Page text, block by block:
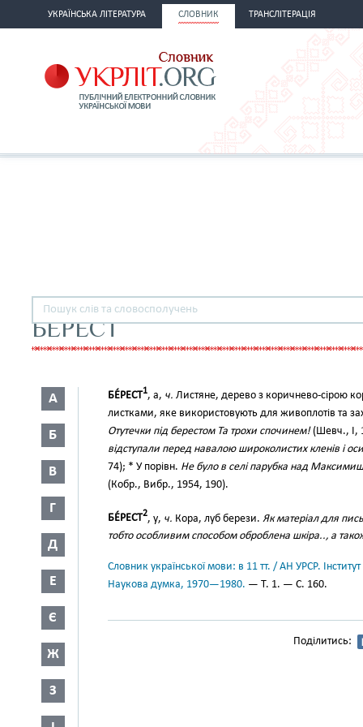
УКРАЇНСЬКА ЛІТЕРАТУРА СЛОВНИК ТРАНСЛІТЕРАЦІЯ
БЕРЕСТ
А
Б
В
Г
Д
Е
Є
Ж
З
БЕ́РЕСТ1, а, ч. Листяне, дерево з коричнево-сірою
листками, яке використовують для живоплотів та
Отутечки під берестом Та трохи спочинем!(Шевч., І,
відступали перед навалою широколистих кленів і
74); * У порівн. Не було в селі парубка над
(Кобр., Вибр., 1954, 190).
БЕ́РЕСТ2, у, ч. Кора, луб берези. Як матеріал для
тобто особливим способом оброблена шкіра.., а
Словник української мови: в 11 тт. / АН УРСР.
Наукова думка, 1970—1980. — Т. 1. — С. 160.
Поділитись: